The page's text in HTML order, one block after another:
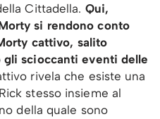
Cittadella. Qui,
si rendono conto
cattivo, salito
scioccanti eventi delle
rivela che esiste una
stesso insieme al
della quale sono